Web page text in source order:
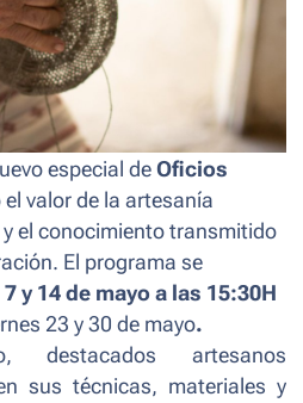
especial deOficios
valor de la artesanía
el conocimiento transmitido
El programa se
7 y 14 de mayo a las 15:30H
23 y 30 de mayo.
destacados artesanos
sus técnicas, materiales y